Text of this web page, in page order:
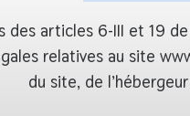
des articles 6-III et 19
relatives au site
du site, de